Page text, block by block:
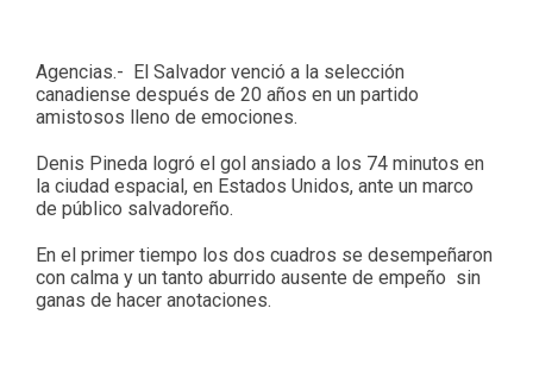
Agencias.- El Salvador venció a la selección
canadiense después de 20 años en un partido
amistosos lleno de emociones.
Denis Pineda logró el gol ansiado a los 74 minutos en
la ciudad espacial, en Estados Unidos, ante un marco
de público salvadoreño.
En el primer tiempo los dos cuadros se desempeñaron
con calma y un tanto aburrido ausente de empeño sin
ganas de hacer anotaciones.